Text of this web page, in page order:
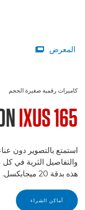
المعرض 
كاميرات رقمية صغيرة الحجم
IXUS 165
استمتع بالتصوير دون
هذه بدقة 20 ميجابكسل.
أماكن الشراء